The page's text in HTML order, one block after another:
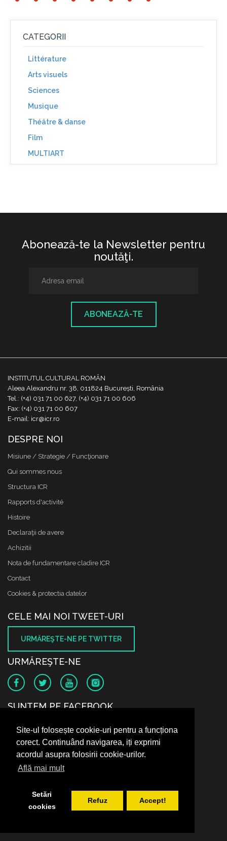
Site-ul folosește cookie-uri pentru a funcționa
corect. Continuând navigarea, iți exprimi
acordul asupra folosirii cookie-urilor.
Află mai mult
Setări
cookies
Refuz Accept!
CATEGORII
Littérature
Arts visuels
Sciences
Musique
Théâtre & danse
Film
MULTIART
Abonează-te la Newsletter pentru
noutăţi.
ABONEAZĂ-TE
INSTITUTUL CULTURAL ROMÂN
Aleea Alexandru nr. 38, 011824 București, România
Tel.: (+4) 031 71 00 627, (+4) 031 71 00 606
Fax: (+4) 031 71 00 607
E-mail: icr@icr.ro
DESPRE NOI
Misiune / Strategie / Funcţionare
Qui sommes nous
Structura ICR
Rapports d'activité
Histoire
Declaraţii de avere
Achizitii
Nota de fundamentare cladire ICR
Contact
Cookies & protectia datelor
CELE MAI NOI TWEET-URI
URMĂREŞTE-NE PE TWITTER
URMĂREŞTE-NE
SUNTEM PE FACEBOOK